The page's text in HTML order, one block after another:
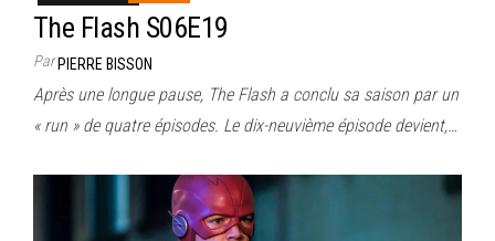
The Flash S06E19
ParPIERRE BISSON
Après une longue pause, The Flash a conclu sa saison par un
« run » de quatre épisodes. Le dix-neuvième épisode devient,…